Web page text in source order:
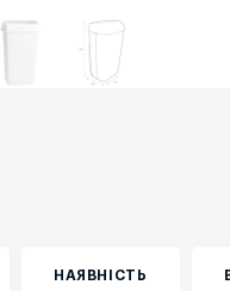
НАЯВНІСТЬ